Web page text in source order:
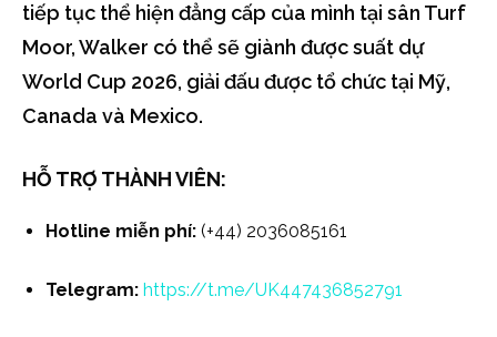
tiếp tục thể hiện đẳng cấp của mình tại sân Turf
Moor, Walker có thể sẽ giành được suất dự
World Cup 2026, giải đấu được tổ chức tại Mỹ,
Canada và Mexico.
HỖ TRỢ THÀNH VIÊN:
Hotline miễn phí: (+44) 2036085161
Telegram: https://t.me/UK447436852791